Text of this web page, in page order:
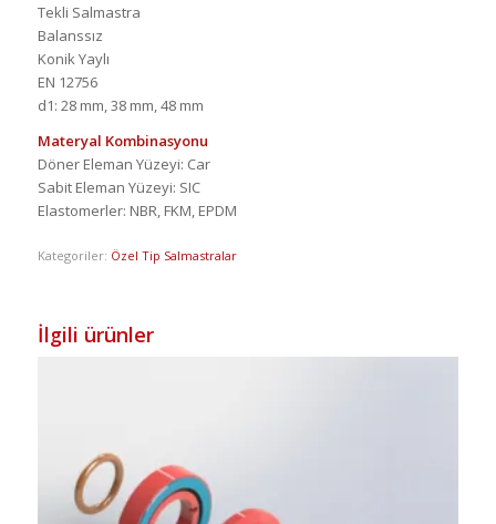
Tekli Salmastra
Balanssız
Konik Yaylı
EN 12756
d1: 28 mm, 38 mm, 48 mm
Materyal Kombinasyonu
Döner Eleman Yüzeyi: Car
Sabit Eleman Yüzeyi: SIC
Elastomerler: NBR, FKM, EPDM
Kategoriler: Özel Tip Salmastralar
İlgili ürünler